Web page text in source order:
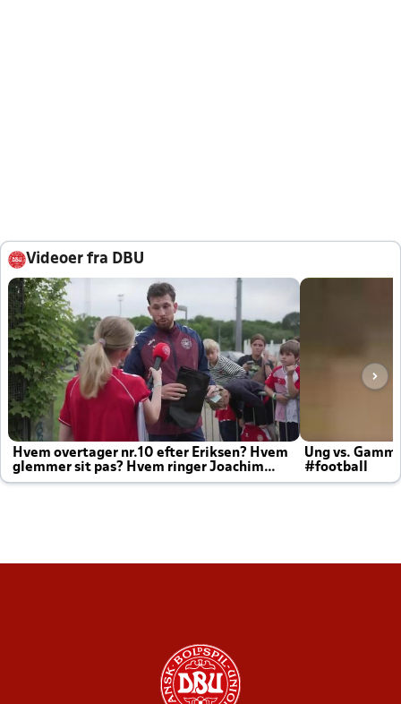
Videoer fra DBU
Hvem overtager nr.10 efter Eriksen? Hvem
glemmer sit pas? Hvem ringer Joachim
altid til efter kampe?
Ung vs.
#football